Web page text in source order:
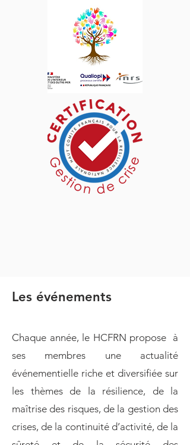
Les événements
Chaque année, le HCFRN propose à
ses membres une actualité
événementielle riche et diversifiée sur
les thèmes de la résilience, de la
maîtrise des risques, de la gestion des
crises, de la continuité d’activité, de la